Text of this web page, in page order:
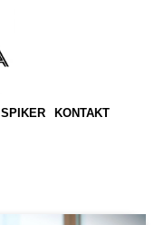
SPIKER KONTAKT